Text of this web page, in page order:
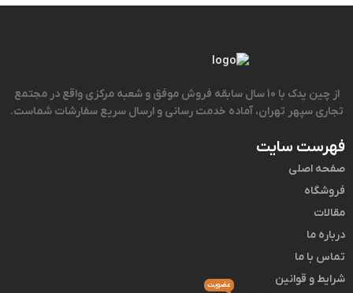
از چین یدک با 10 سال سابقه فروش موفق و شعبه مرکزی واقع در مجتمع
تجاری سپهر تهران، آماده خدمت رسانی و ارسال سریع سفارشات شماست.
فهرست سایت
صفحه اصلی
فروشگاه
مقالات
درباره ما
تماس با ما
شرایط و قوانین
عضویت